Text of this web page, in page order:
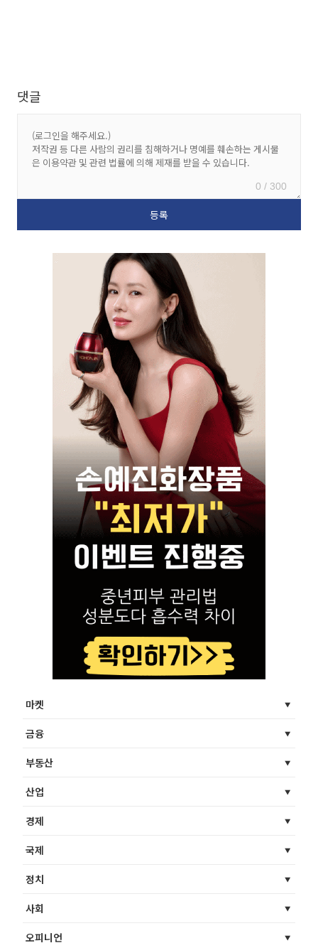
댓글
0 / 300
마켓
금융
부동산
산업
경제
국제
정치
사회
오피니언